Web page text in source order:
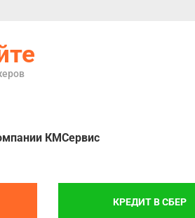
КМСервис
КРЕДИТ В СБЕР